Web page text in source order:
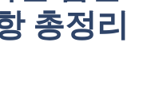
총정리